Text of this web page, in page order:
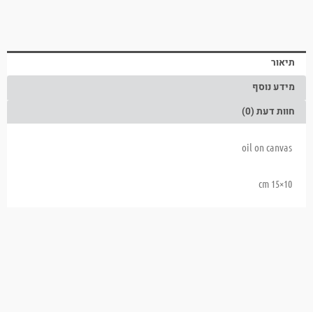
תיאור
מידע נוסף
חוות דעת (0)
oil on canvas
10×15 cm